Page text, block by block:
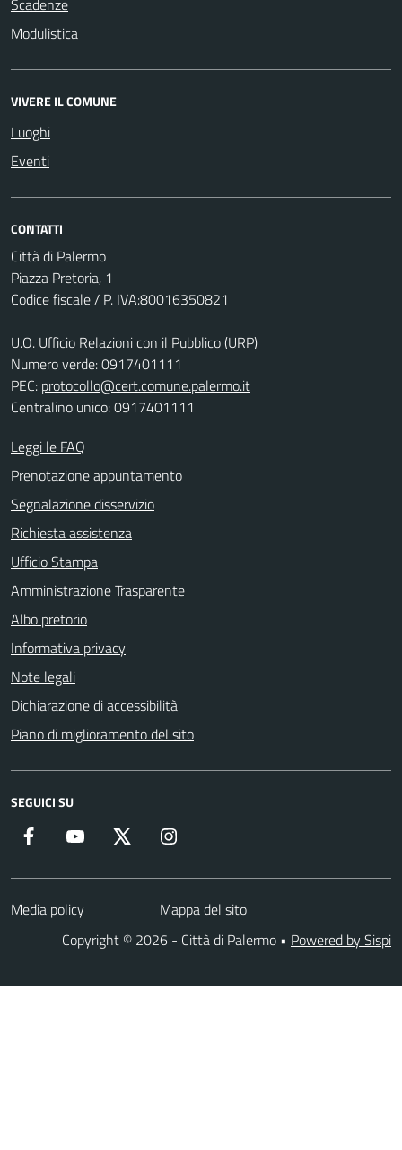
Modulistica
VIVERE IL COMUNE
Luoghi
Eventi
CONTATTI
Città di Palermo
Piazza Pretoria, 1
Codice fiscale / P. IVA:80016350821
U.O. Ufficio Relazioni con il Pubblico (URP)
Numero verde: 0917401111
PEC: protocollo@cert.comune.palermo.it
Centralino unico: 0917401111
Leggi le FAQ
Prenotazione appuntamento
Segnalazione disservizio
Richiesta assistenza
Ufficio Stampa
Amministrazione Trasparente
Albo pretorio
Informativa privacy
Note legali
Dichiarazione di accessibilità
Piano di miglioramento del sito
SEGUICI SU
Facebook YouTube Twitter
Media policy
Mappa del sito
Copyright © 2026 - Città di Palermo • Powered by Sispi